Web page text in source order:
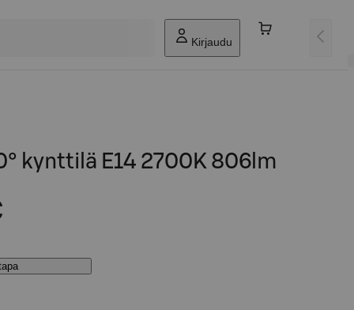
Kirjaudu
kynttilä E14 2700K 806lm